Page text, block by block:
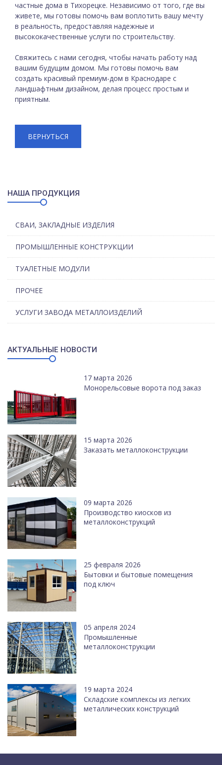
частные дома в Тихорецке. Независимо от того, где вы
живете, мы готовы помочь вам воплотить вашу мечту
в реальность, предоставляя надежные и
высококачественные услуги по строительству.
Свяжитесь с нами сегодня, чтобы начать работу над
вашим будущим домом. Мы готовы помочь вам
создать красивый премиум-дом в Краснодаре с
ландшафтным дизайном, делая процесс простым и
приятным.
ВЕРНУТЬСЯ
НАША ПРОДУКЦИЯ
СВАИ, ЗАКЛАДНЫЕ ИЗДЕЛИЯ
ПРОМЫШЛЕННЫЕ КОНСТРУКЦИИ
ТУАЛЕТНЫЕ МОДУЛИ
ПРОЧЕЕ
УСЛУГИ ЗАВОДА МЕТАЛЛОИЗДЕЛИЙ
АКТУАЛЬНЫЕ НОВОСТИ
17 марта 2026
Монорельсовые ворота под заказ
15 марта 2026
Заказать металлоконструкции
09 марта 2026
Производство киосков из
металлоконструкций
25 февраля 2026
Бытовки и бытовые помещения
под ключ
05 апреля 2024
Промышленные
металлоконструкции
19 марта 2024
Cкладские комплексы из легких
металлических конструкций